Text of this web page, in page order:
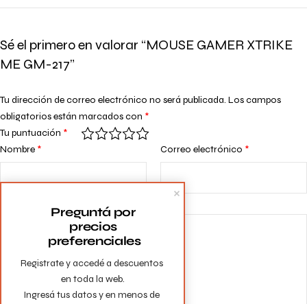
Sé el primero en valorar “MOUSE GAMER XTRIKE
ME GM-217”
Tu dirección de correo electrónico no será publicada. Los campos
obligatorios están marcados con *
Tu puntuación *
Nombre * Correo electrónico *
Registrate y accedé a descuentos
en toda la web.
Ingresá tus datos y en menos de
Preguntá por
precios
preferenciales